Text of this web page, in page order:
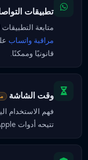
تطبيقات
متابعة
مراقبة واتساب
قانونيًا وممكنًا.
وقت الشاشة
فهم الاستخدام
تتيحه أدوات Apple الخاصة بالفعل.